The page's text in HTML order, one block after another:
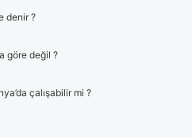
denir ?
göre değil ?
çalışabilir mi ?